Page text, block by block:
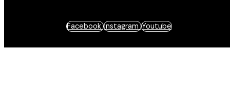
Facebook Instagram Youtube